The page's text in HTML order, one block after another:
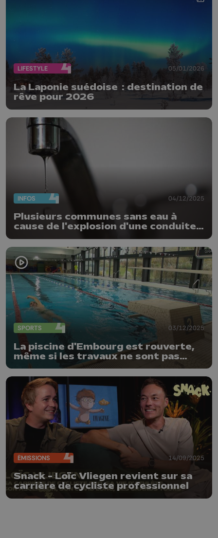
LIFESTYLE 05/01/2026
La Laponie suédoise : destination de
rêve pour 2026
INFOS 04/12/2025
Plusieurs communes sans eau à
cause de l'explosion d'une conduite à
SPORTS 03/12/2025
La piscine d'Embourg est rouverte,
même si les travaux ne sont pas
finis
ÉMISSIONS 14/09/2025
Snack - Loïc Vliegen revient sur sa
carrière de cycliste professionnel